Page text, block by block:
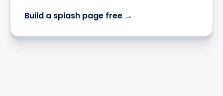
Build a splash page free →